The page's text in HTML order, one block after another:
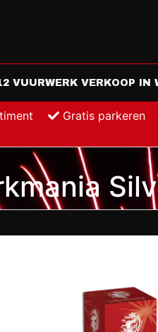
VUURWERK VERKOOP
Gratis parkeren